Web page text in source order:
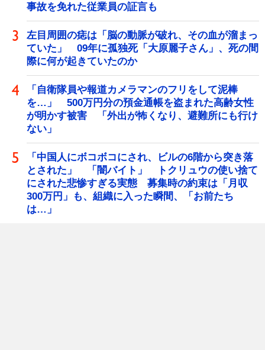
事故を免れた従業員の証言も
左目周囲の痣は「脳の動脈が破れ、その血が溜まっ
ていた」 09年に孤独死「大原麗子さん」、死の間
際に何が起きていたのか
「自衛隊員や報道カメラマンのフリをして泥棒
を…」 500万円分の預金通帳を盗まれた高齢女性
が明かす被害 「外出が怖くなり、避難所にも行け
ない」
「中国人にボコボコにされ、ビルの6階から突き落
とされた」 「闇バイト」 トクリュウの使い捨て
にされた悲惨すぎる実態 募集時の約束は「月収
300万円」も、組織に入った瞬間、「お前たち
は…」